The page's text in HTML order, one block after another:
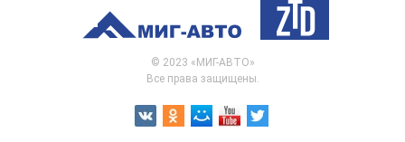
© 2023 «МИГ-АВТО»
Все права защищены.